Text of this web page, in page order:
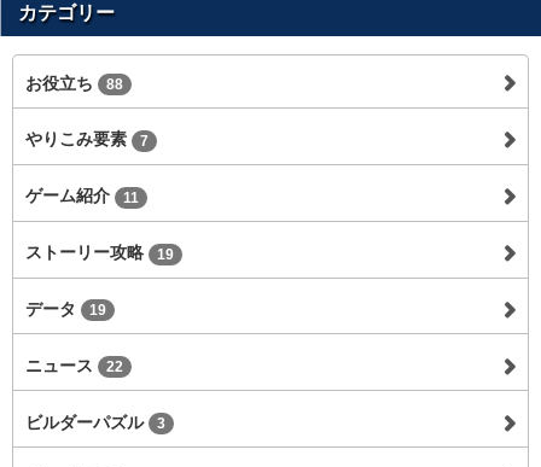
カテゴリー
お役立ち 88
やりこみ要素 7
ゲーム紹介 11
ストーリー攻略 19
データ 19
ニュース 22
ビルダーパズル 3